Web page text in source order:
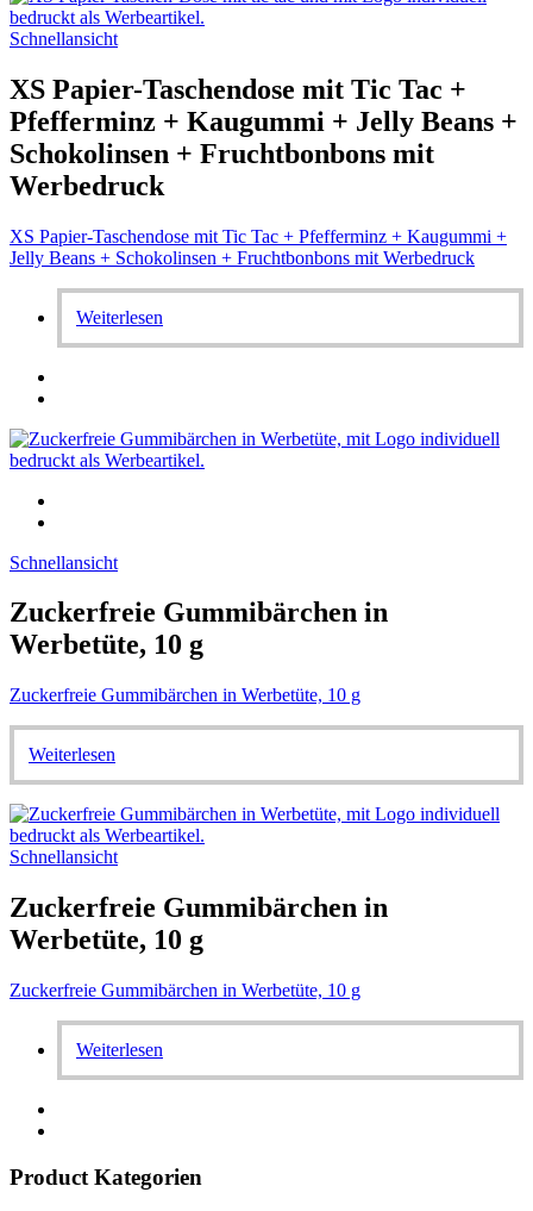
Schnellansicht
XS Papier-Taschendose mit Tic Tac +
Pfefferminz + Kaugummi + Jelly Beans +
Schokolinsen + Fruchtbonbons mit
Werbedruck
XS Papier-Taschendose mit Tic Tac + Pfefferminz + Kaugummi +
Jelly Beans + Schokolinsen + Fruchtbonbons mit Werbedruck
Weiterlesen
Schnellansicht
Zuckerfreie Gummibärchen in
Werbetüte, 10 g
Zuckerfreie Gummibärchen in Werbetüte, 10 g
Weiterlesen
Schnellansicht
Zuckerfreie Gummibärchen in
Werbetüte, 10 g
Zuckerfreie Gummibärchen in Werbetüte, 10 g
Weiterlesen
Product Kategorien